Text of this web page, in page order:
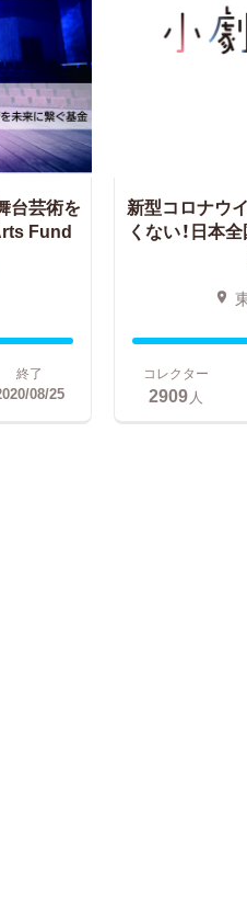
台芸術を
Fund
終了
08/25
新型コロナウ
くない！日本
コレクター
2909人